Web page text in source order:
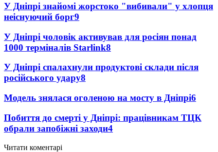
У Дніпрі знайомі жорстоко "вибивали" у хлопця
неіснуючий борг9
У Дніпрі чоловік активував для росіян понад
1000 терміналів Starlink8
У Дніпрі спалахнули продуктові склади після
російського удару8
Модель знялася оголеною на мосту в Дніпрі6
Побиття до смерті у Дніпрі: працівникам ТЦК
обрали запобіжні заходи4
Читати коментарі